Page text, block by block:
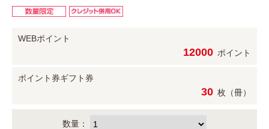
WEBポイント
12000 ポイント
ポイント券ギフト券
30 枚（冊）
数量：